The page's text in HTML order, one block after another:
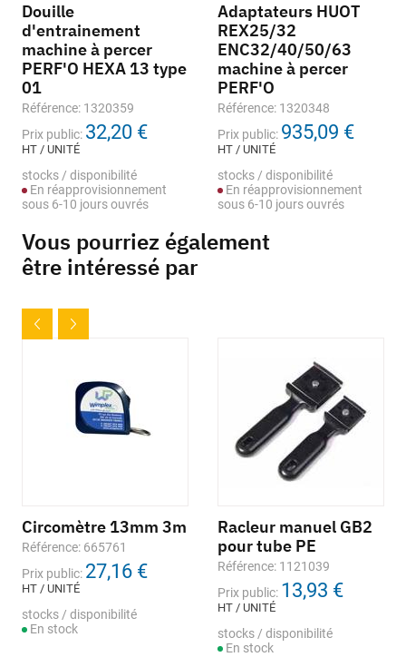
Douille
d'entrainement
machine à percer
PERF'O HEXA 13 type
01
Référence: 1320359
Prix public: 32,20 €
HT / UNITÉ
stocks / disponibilité
En réapprovisionnement
sous 6-10 jours ouvrés
Adaptateurs HUOT
REX25/32
ENC32/40/50/63
machine à percer
PERF'O
Référence: 1320348
Prix public: 935,09 €
HT / UNITÉ
stocks / disponibilité
En réapprovisionnement
sous 6-10 jours ouvrés
Vous pourriez également
être intéressé par
Circomètre 13mm 3m
Référence: 665761
Prix public: 27,16 €
HT / UNITÉ
stocks / disponibilité
En stock
Racleur manuel GB2
pour tube PE
Référence: 1121039
Prix public: 13,93 €
HT / UNITÉ
stocks / disponibilité
En stock